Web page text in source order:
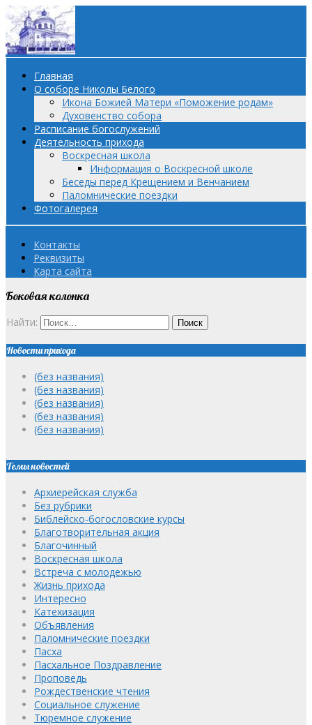
Главная
О соборе Николы Белого
Икона Божией Матери «Поможение родам»
Духовенство собора
Расписание богослужений
Деятельность прихода
Воскресная школа
Информация о Воскресной школе
Беседы перед Крещением и Венчанием
Паломнические поездки
Фотогалерея
Контакты
Реквизиты
Карта сайта
Боковая колонка
Найти:
Новости прихода
(без названия)
(без названия)
(без названия)
(без названия)
(без названия)
Темы новостей
Архиерейская служба
Без рубрики
Библейско-богословские курсы
Благотворительная акция
Благочинный
Воскресная школа
Встреча с молодежью
Жизнь прихода
Интересно
Катехизация
Объявления
Паломнические поездки
Пасха
Пасхальное Поздравление
Проповедь
Рождественские чтения
Социальное служение
Тюремное служение